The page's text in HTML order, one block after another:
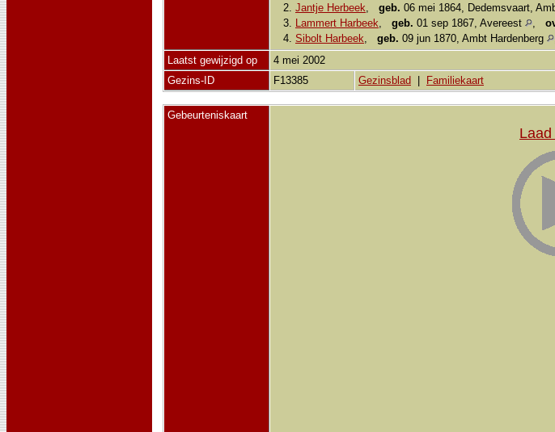
2. Jantje Herbeek, geb. 06 mei 1864, Dedemsvaart,
3. Lammert Harbeek, geb. 01 sep 1867, Avereest ,
4. Sibolt Harbeek, geb. 09 jun 1870, Ambt Hardenberg
Laatst gewijzigd op
4 mei 2002
Gezins-ID
F13385 Gezinsblad Familiekaart
Gebeurteniskaart